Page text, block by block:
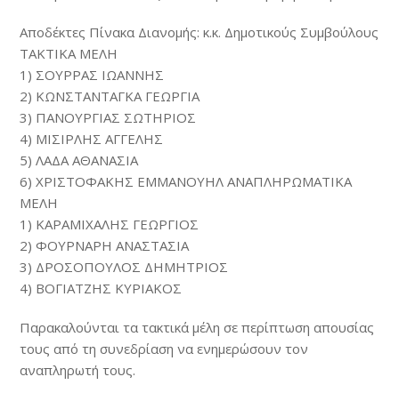
Αποδέκτες Πίνακα Διανομής: κ.κ. Δημοτικούς Συμβούλους
ΤΑΚΤΙΚΑ ΜΕΛΗ
1) ΣΟΥΡΡΑΣ ΙΩΑΝΝΗΣ
2) ΚΩΝΣΤΑΝΤΑΓΚΑ ΓΕΩΡΓΙΑ
3) ΠΑΝΟΥΡΓΙΑΣ ΣΩΤΗΡΙΟΣ
4) ΜΙΣΙΡΛΗΣ ΑΓΓΕΛΗΣ
5) ΛΑΔΑ ΑΘΑΝΑΣΙΑ
6) ΧΡΙΣΤΟΦΑΚΗΣ ΕΜΜΑΝΟΥΗΛ ΑΝΑΠΛΗΡΩΜΑΤΙΚΑ
ΜΕΛΗ
1) ΚΑΡΑΜΙΧΑΛΗΣ ΓΕΩΡΓΙΟΣ
2) ΦΟΥΡΝΑΡΗ ΑΝΑΣΤΑΣΙΑ
3) ΔΡΟΣΟΠΟΥΛΟΣ ΔΗΜΗΤΡΙΟΣ
4) ΒΟΓΙΑΤΖΗΣ ΚΥΡΙΑΚΟΣ
Παρακαλούνται τα τακτικά μέλη σε περίπτωση απουσίας
τους από τη συνεδρίαση να ενημερώσουν τον
αναπληρωτή τους.